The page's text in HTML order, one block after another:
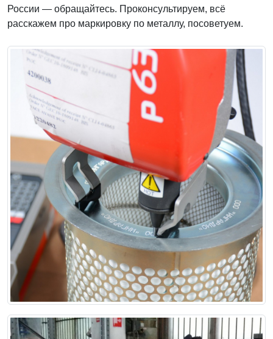
России — обращайтесь. Проконсультируем, всё
расскажем про маркировку по металлу, посоветуем.